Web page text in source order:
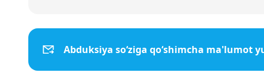
Abduksiya so‘ziga qo‘shimcha ma'lumot